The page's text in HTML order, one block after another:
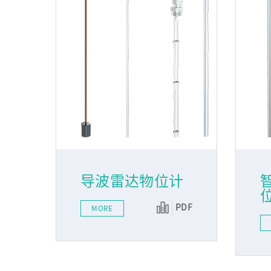
导波雷达物位计
MORE PDF